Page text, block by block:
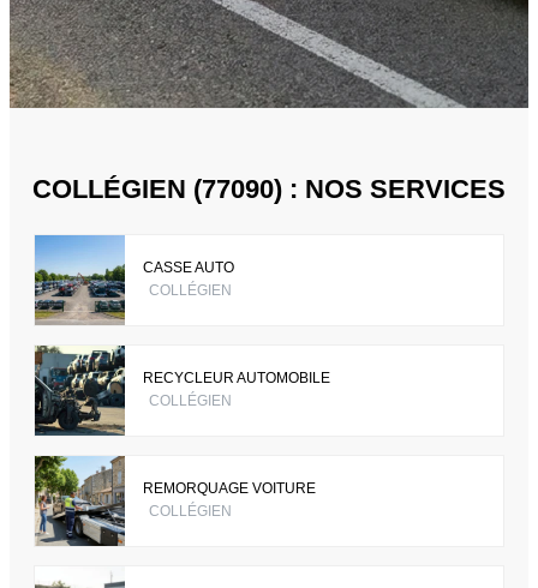
COLLÉGIEN (77090) : NOS SERVICES
CASSE AUTO
COLLÉGIEN
RECYCLEUR AUTOMOBILE
COLLÉGIEN
REMORQUAGE VOITURE
COLLÉGIEN